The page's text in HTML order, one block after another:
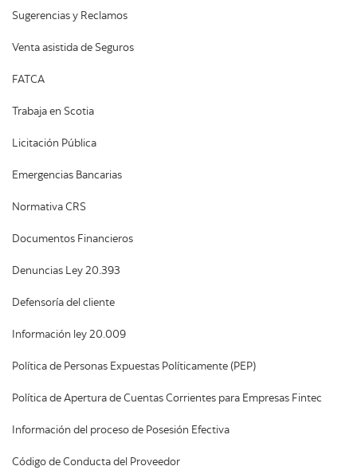
Sugerencias y Reclamos
Venta asistida de Seguros
FATCA
Trabaja en Scotia
Licitación Pública
Emergencias Bancarias
Normativa CRS
Documentos Financieros
Denuncias Ley 20.393
Defensoría del cliente
Información ley 20.009
Política de Personas Expuestas Políticamente (PEP)
Política de Apertura de Cuentas Corrientes para Empresas Fintec
Información del proceso de Posesión Efectiva
Código de Conducta del Proveedor